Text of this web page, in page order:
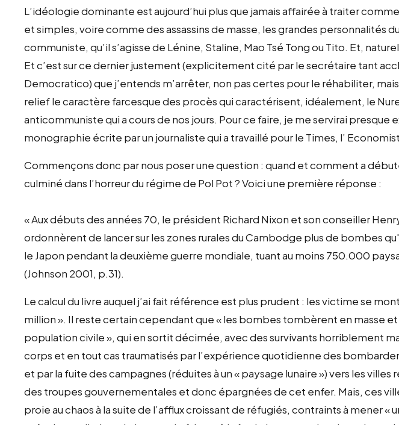
L’idéologie dominante est aujourd’hui plus que jamais affairée à traiter
et simples, voire comme des assassins de masse, les grandes personnalités
communiste, qu’il s’agisse de Lénine, Staline, Mao Tsé Tong ou Tito. Et,
Et c’est sur ce dernier justement (explicitement cité par le secrétaire tant
Democratico) que j’entends m’arrêter, non pas certes pour le réhabiliter,
relief le caractère farcesque des procès qui caractérisent, idéalement, le
anticommuniste qui a cours de nos jours. Pour ce faire, je me servirai presque
monographie écrite par un journaliste qui a travaillé pour le Times, l’
Commençons donc par nous poser une question : quand et comment a
culminé dans l’horreur du régime de Pol Pot ? Voici une première réponse :
« Aux débuts des années 70, le président Richard Nixon et son conseiller
ordonnèrent de lancer sur les zones rurales du Cambodge plus de bombes
le Japon pendant la deuxième guerre mondiale, tuant au moins 750.000
(Johnson 2001, p.31).
Le calcul du livre auquel j’ai fait référence est plus prudent : les victime se
million ». Il reste certain cependant que « les bombes tombèrent en masse et
population civile », qui en sortit décimée, avec des survivants horriblement
corps et en tout cas traumatisés par l’expérience quotidienne des
et par la fuite des campagnes (réduites à un « paysage lunaire ») vers les villes
des troupes gouvernementales et donc épargnées de cet enfer. Mais, ces
proie au chaos à la suite de l’afflux croissant de réfugiés, contraints à mener «